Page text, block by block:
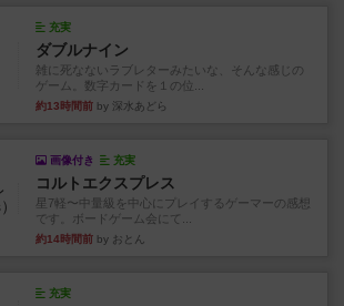
充実
ダブルナイン
雑に死なないラブレターみたいな、そんな感じの
ゲーム。数字カードを１の位...
約13時間前 by 深水あどら
画像付き 充実
コルトエクスプレス
星7軽〜中量級を中心にプレイするゲーマーの感想
です。ボードゲーム会にて...
約14時間前 by おとん
充実